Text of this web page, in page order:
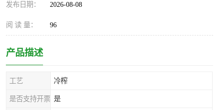
发布日期： 2026-08-08
阅 读 量： 96
产品描述
工艺 冷榨
是否支持开票 是